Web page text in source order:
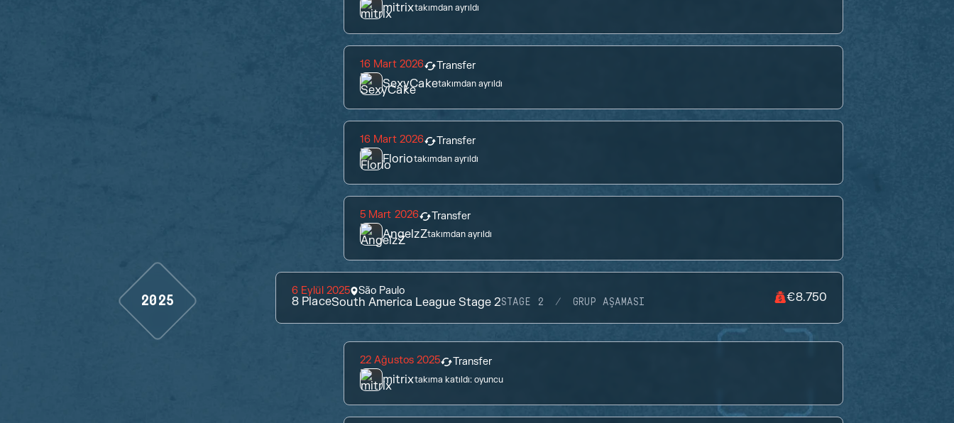
mitrixtakımdan ayrıldı
16 Mart 2026 Transfer
SexyCaketakımdan ayrıldı
16 Mart 2026 Transfer
Floriotakımdan ayrıldı
5 Mart 2026 Transfer
AngelzZtakımdan ayrıldı
2025
6 Eylül 2025 São Paulo
8 PlaceSouth America League Stage 2STAGE 2 GRUP AŞAMASI €8.750
22 Ağustos 2025 Transfer
mitrixtakıma katıldı:oyuncu